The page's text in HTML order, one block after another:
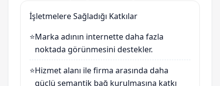
İşletmelere Sağladığı Katkılar
⭐Marka adının internette daha fazla
noktada görünmesini destekler.
⭐Hizmet alanı ile firma arasında daha
güçlü semantik bağ kurulmasına katkı